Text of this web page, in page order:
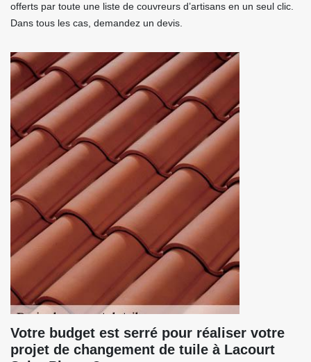
offerts par toute une liste de couvreurs d’artisans en un seul clic.
Dans tous les cas, demandez un devis.
Votre budget est serré pour réaliser votre
projet de changement de tuile à Lacourt